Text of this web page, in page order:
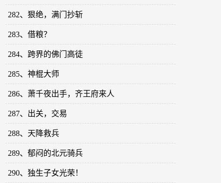
282、狠绝，满门抄斩
283、借粮？
284、跨界的佛门高徒
285、神棍大师
286、萧千夜出手，齐王府来人
287、出关，交易
288、天降救兵
289、郁闷的北元骑兵
290、独生子女光荣！